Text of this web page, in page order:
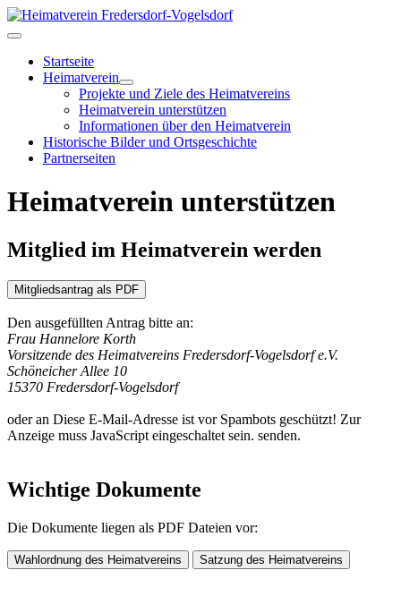
Startseite
Heimatverein
Projekte und Ziele des Heimatvereins
Heimatverein unterstützen
Informationen über den Heimatverein
Historische Bilder und Ortsgeschichte
Partnerseiten
Heimatverein unterstützen
Mitglied im Heimatverein werden
Mitgliedsantrag als PDF
Den ausgefüllten Antrag bitte an:
Frau Hannelore Korth
Vorsitzende des Heimatvereins Fredersdorf-Vogelsdorf e.V.
Schöneicher Allee 10
15370 Fredersdorf-Vogelsdorf
oder an Diese E-Mail-Adresse ist vor Spambots geschützt! Zur
Anzeige muss JavaScript eingeschaltet sein. senden.
Wichtige Dokumente
Die Dokumente liegen als PDF Dateien vor:
Wahlordnung des Heimatvereins Satzung des Heimatvereins